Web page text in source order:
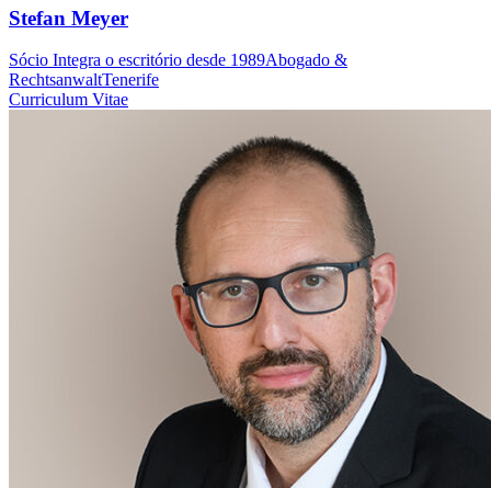
Stefan Meyer
Sócio Integra o escritório desde 1989Abogado &
RechtsanwaltTenerife
Curriculum Vitae